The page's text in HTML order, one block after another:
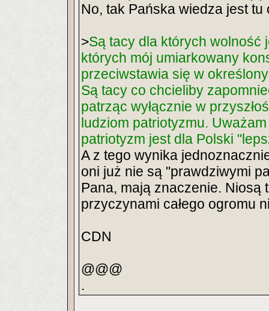
No, tak Pańska wiedza jest tu
>Są tacy dla których wolność
których mój umiarkowany
przeciwstawia się w
Są tacy co chcieliby
patrząc wyłącznie w
ludziom patriotyzmu.
patriotyzm jest dla Polski
A z tego wynika
oni już nie są "prawdziwymi
Pana, mają znaczenie. Niosą
przyczynami całego ogromu
CDN
@@@
.